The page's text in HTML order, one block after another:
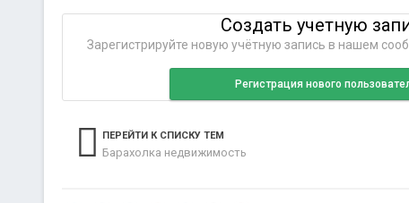
Создать учетную
Зарегистрируйте новую учётную запись в нашем
Регистрация нового
ПЕРЕЙТИ К СПИСКУ ТЕМ
Барахолка недвижимость